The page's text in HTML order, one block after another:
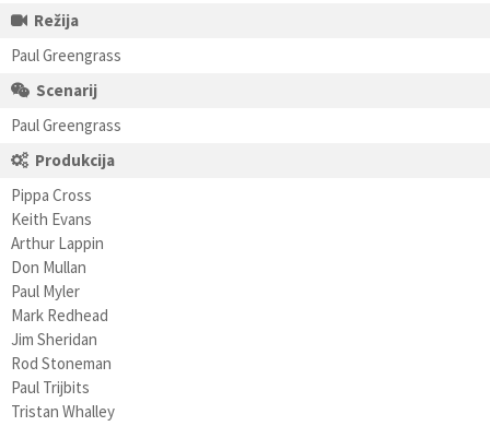
Režija
Paul Greengrass
Scenarij
Paul Greengrass
Produkcija
Pippa Cross
Keith Evans
Arthur Lappin
Don Mullan
Paul Myler
Mark Redhead
Jim Sheridan
Rod Stoneman
Paul Trijbits
Tristan Whalley